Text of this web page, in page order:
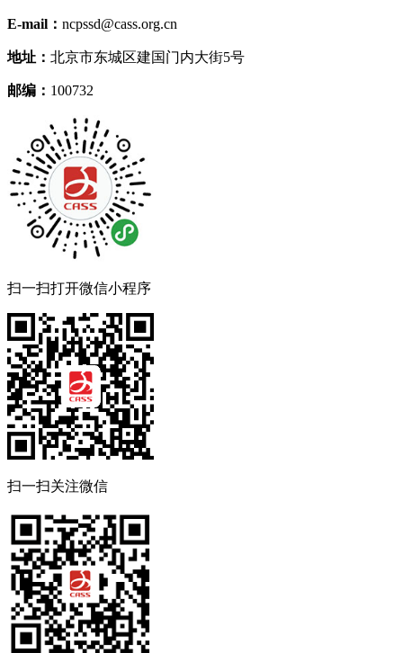
E-mail： ncpssd@cass.org.cn
地址： 北京市东城区建国门内大街5号
邮编： 100732
扫一扫打开微信小程序
扫一扫关注微信